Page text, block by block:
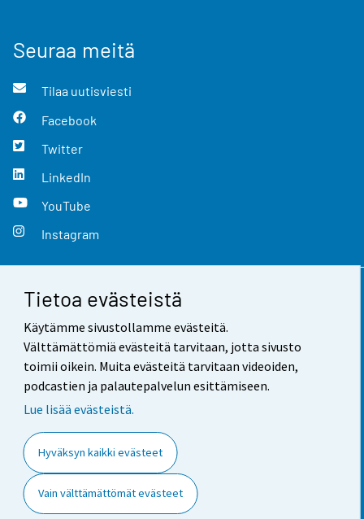
Tietoa evästeistä
Käytämme sivustollamme evästeitä.
Välttämättömiä evästeitä tarvitaan, jotta sivusto
toimii oikein. Muita evästeitä tarvitaan videoiden,
podcastien ja palautepalvelun esittämiseen.
Lue lisää evästeistä.
Hyväksyn kaikki evästeet
Vain välttämättömät evästeet
Seuraa meitä
Tilaa uutisviesti
Facebook
Twitter
LinkedIn
YouTube
Instagram
Yhteystiedot
Palaute
Käyttöehdot
Saavutettavuus
Tietoa sivustosta
Evästeasetukset